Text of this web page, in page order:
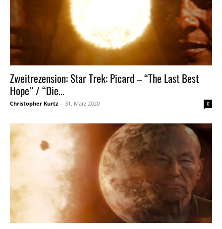
Zweitrezension: Star Trek: Picard – “The Last Best
Hope” / “Die...
Christopher Kurtz - 31. März 2020 0